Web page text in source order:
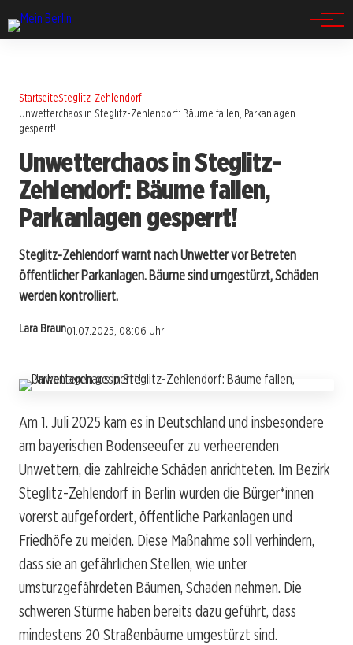
StartseiteSteglitz-Zehlendorf
Unwetterchaos in Steglitz-Zehlendorf: Bäume fallen, Parkanlagen
gesperrt!
Unwetterchaos in Steglitz-
Zehlendorf: Bäume fallen,
Parkanlagen gesperrt!
Steglitz-Zehlendorf warnt nach Unwetter vor Betreten
öffentlicher Parkanlagen. Bäume sind umgestürzt, Schäden
werden kontrolliert.
Lara Braun01.07.2025, 08:06 Uhr
Am 1. Juli 2025 kam es in Deutschland und insbesondere
am bayerischen Bodenseeufer zu verheerenden
Unwettern, die zahlreiche Schäden anrichteten. Im Bezirk
Steglitz-Zehlendorf in Berlin wurden die Bürger*innen
vorerst aufgefordert, öffentliche Parkanlagen und
Friedhöfe zu meiden. Diese Maßnahme soll verhindern,
dass sie an gefährlichen Stellen, wie unter
umsturzgefährdeten Bäumen, Schaden nehmen. Die
schweren Stürme haben bereits dazu geführt, dass
mindestens 20 Straßenbäume umgestürzt sind.